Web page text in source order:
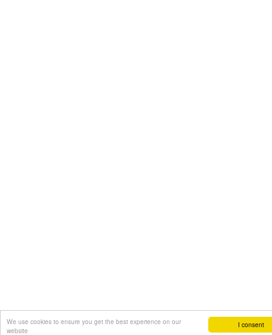
I consent
We use cookies to ensure you get the best experience on our
website